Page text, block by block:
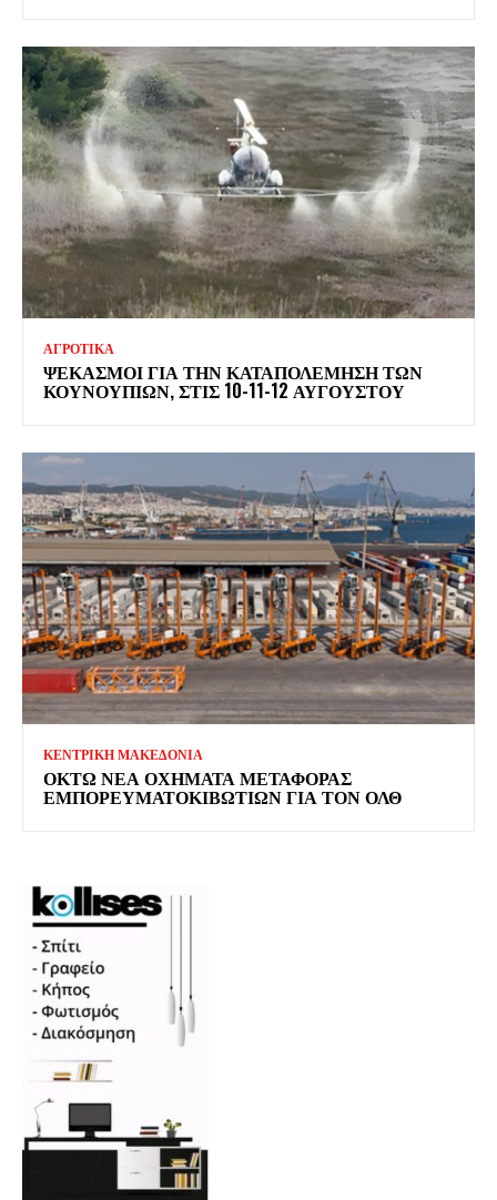
ΑΓΡΟΤΙΚΑ
ΨΕΚΑΣΜΟΊ ΓΙΑ ΤΗΝ ΚΑΤΑΠΟΛΈΜΗΣΗ ΤΩΝ
ΚΟΥΝΟΥΠΙΏΝ, ΣΤΙΣ 10-11-12 ΑΥΓΟΎΣΤΟΥ
ΚΕΝΤΡΙΚΗ ΜΑΚΕΔΟΝΙΑ
ΟΚΤΏ ΝΈΑ ΟΧΉΜΑΤΑ ΜΕΤΑΦΟΡΆΣ
ΕΜΠΟΡΕΥΜΑΤΟΚΙΒΩΤΊΩΝ ΓΙΑ ΤΟΝ ΟΛΘ